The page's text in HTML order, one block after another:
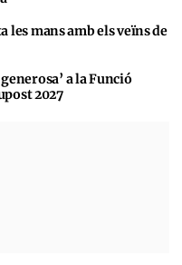
les mans amb els veïns de
a la Funció
2027